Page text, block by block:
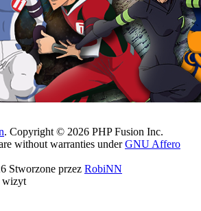
. Copyright © 2026 PHP Fusion Inc.
without warranties underGNU Affero
Stworzone przez RobiNN
wizyt